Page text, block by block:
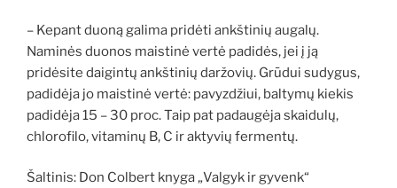
– Kepant duoną galima pridėti ankštinių augalų.
Naminės duonos maistinė vertė padidės, jei į ją
pridėsite daigintų ankštinių daržovių. Grūdui sudygus,
padidėja jo maistinė vertė: pavyzdžiui, baltymų kiekis
padidėja 15 – 30 proc. Taip pat padaugėja skaidulų,
chlorofilo, vitaminų B, C ir aktyvių fermentų.
Šaltinis: Don Colbert knyga „Valgyk ir gyvenk“